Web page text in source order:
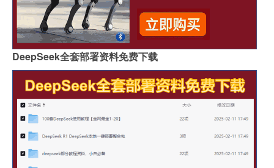
DeepSeek全套部署资料免费下载